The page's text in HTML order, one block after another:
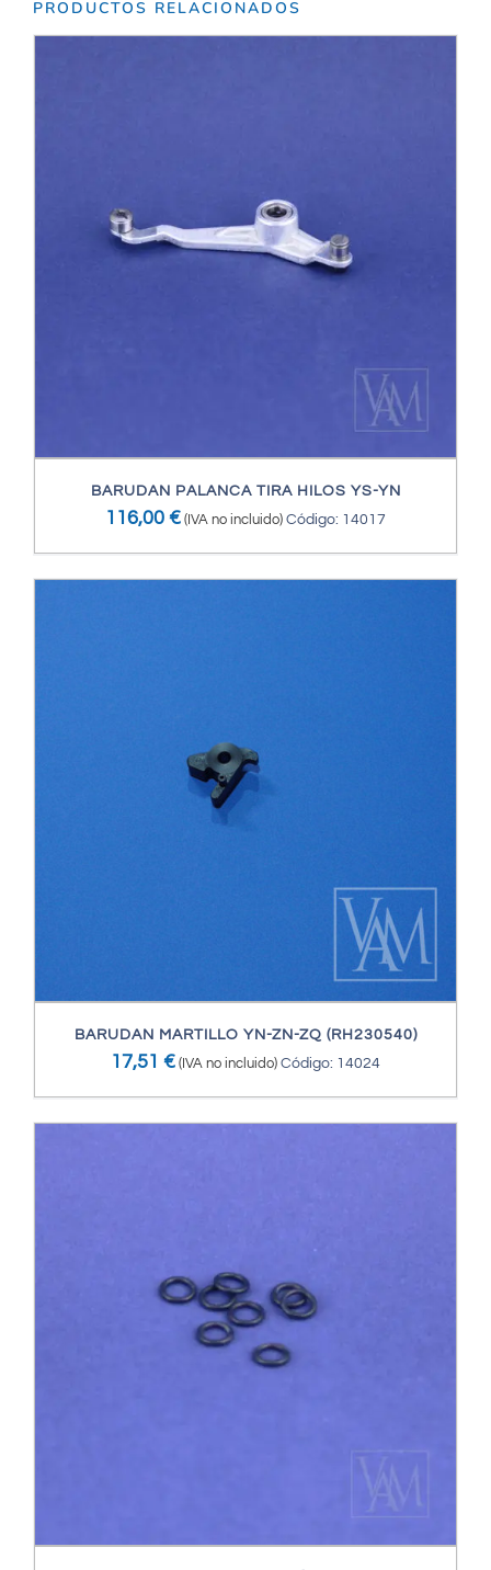
PRODUCTOS RELACIONADOS
BARUDAN PALANCA TIRA HILOS YS-YN
116,00 € (IVA no incluido) Código: 14017
BARUDAN MARTILLO YN-ZN-ZQ (RH230540)
17,51 € (IVA no incluido) Código: 14024